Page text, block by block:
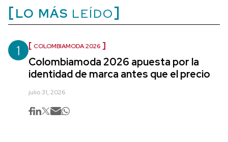
LO MÁS LEÍDO
1 COLOMBIAMODA 2026
Colombiamoda 2026 apuesta por la
identidad de marca antes que el precio
julio 31, 2026